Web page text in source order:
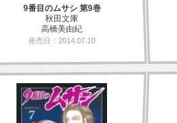
9番目のムサシ 第9巻
秋田文庫
高橋美由紀
発売日：2014.07.10